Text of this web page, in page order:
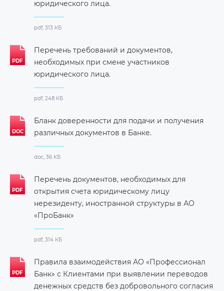
юридического лица.
pdf, 313 КБ
Перечень требований и документов,
необходимых при смене участников
юридического лица.
pdf, 248 КБ
Бланк доверенности для подачи и получения
различных документов в Банке.
doc, 36 КБ
Перечень документов, необходимых для
открытия счета юридическому лицу
нерезиденту, иностранной структуры в АО
«ПроБанк»
pdf, 314 КБ
Правила взаимодействия АО «Профессионал
Банк» с Клиентами при выявлении переводов
денежных средств без добровольного согласия